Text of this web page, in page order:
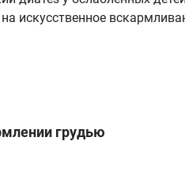
на искусственное
грудью